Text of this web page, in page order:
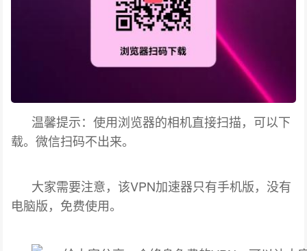
温馨提示：使用浏览器的相机直接扫描，可以下
载。微信扫码不出来。
大家需要注意，该VPN加速器只有手机版，没有
电脑版，免费使用。